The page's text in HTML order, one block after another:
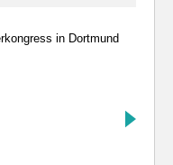
in Dortmund